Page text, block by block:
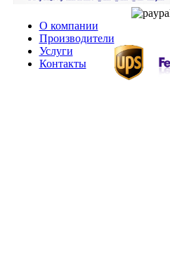
О компании
Производители
Услуги
Контакты